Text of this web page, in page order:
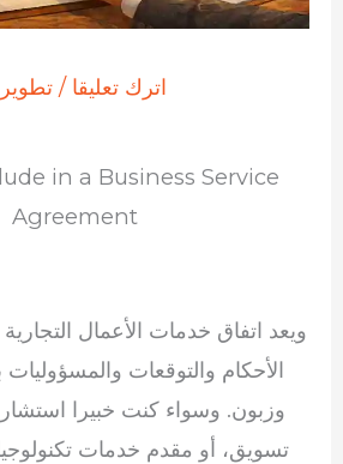
اترك تعليقا /
in a Business Service
Agreement
ويعد اتفاق خدمات الأعمال
الأحكام والتوقعات
وزبون. وسواء كنت خبيرا
تسويق، أو مقدم خدمات